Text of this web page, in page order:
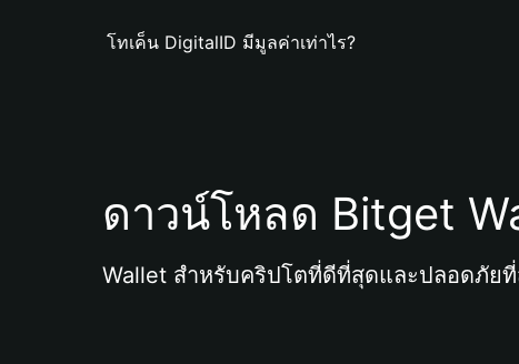
โทเค็น DigitalID มีมูลค่าเท่าไร?
ดาวน์โหลด Bitget
Wallet สำหรับคริปโตที่ดีที่สุดและปลอดภัย